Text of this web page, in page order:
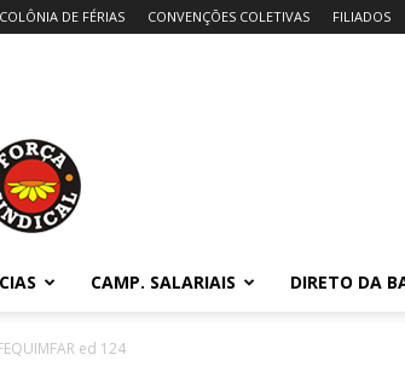
COLÔNIA DE FÉRIAS CONVENÇÕES COLETIVAS FILIADOS
CAMP. SALARIAIS DIRETO DA
ed 124